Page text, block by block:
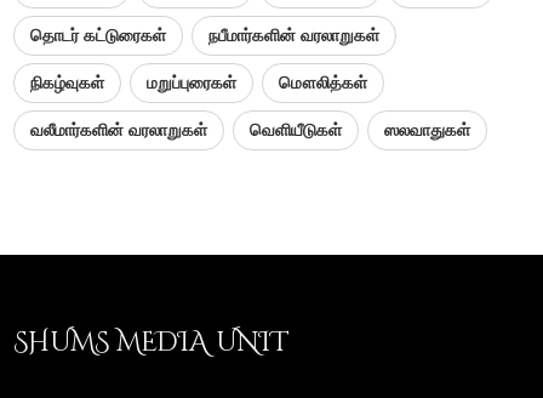
தொடர் கட்டுரைகள் நபீமார்களின் வரலாறுகள்
நிகழ்வுகள் மறுப்புரைகள் மௌலித்கள்
வலீமார்களின் வரலாறுகள் வெளியீடுகள் ஸலவாதுகள்
SHUMS MEDIA UNIT